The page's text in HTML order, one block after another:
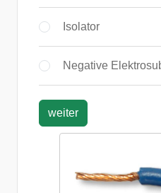
Isolator
Negative
weiter